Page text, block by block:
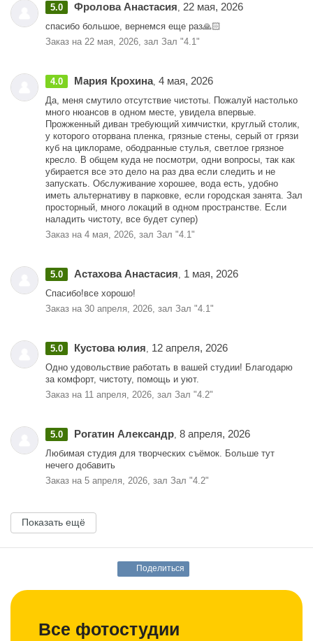
5.0 Фролова Анастасия, 22 мая, 2026
спасибо большое, вернемся еще раз🙏🏻
Заказ на 22 мая, 2026, зал Зал "4.1"
4.0 Мария Крохина, 4 мая, 2026
Да, меня смутило отсутствие чистоты. Пожалуй настолько
много нюансов в одном месте, увидела впервые.
Прожженный диван требующий химчистки, круглый столик,
у которого оторвана пленка, грязные стены, серый от грязи
куб на циклораме, ободранные стулья, светлое грязное
кресло. В общем куда не посмотри, одни вопросы, так как
убирается все это дело на раз два если следить и не
запускать. Обслуживание хорошее, вода есть, удобно
иметь альтернативу в парковке, если городская занята. Зал
просторный, много локаций в одном пространстве. Если
наладить чистоту, все будет супер)
Заказ на 4 мая, 2026, зал Зал "4.1"
5.0 Астахова Анастасия, 1 мая, 2026
Спасибо!все хорошо!
Заказ на 30 апреля, 2026, зал Зал "4.1"
5.0 Кустова юлия, 12 апреля, 2026
Одно удовольствие работать в вашей студии! Благодарю
за комфорт, чистоту, помощь и уют.
Заказ на 11 апреля, 2026, зал Зал "4.2"
5.0 Рогатин Александр, 8 апреля, 2026
Любимая студия для творческих съёмок. Больше тут
нечего добавить
Заказ на 5 апреля, 2026, зал Зал "4.2"
Показать ещё
Поделиться
Все фотостудии